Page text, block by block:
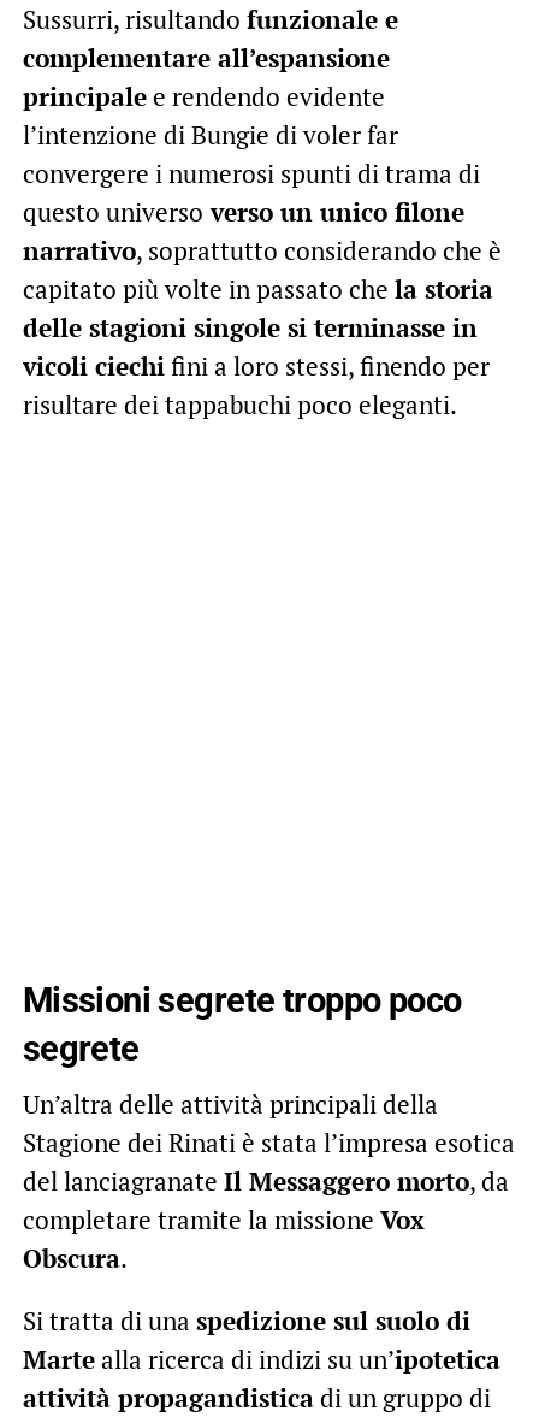
Sussurri, risultando funzionale e
complementare all’espansione
principalee rendendo evidente
l’intenzione di Bungie di voler far
convergere i numerosi spunti di trama di
questo universo verso un unico filone
narrativo, soprattutto considerando che è
capitato più volte in passato che la storia
delle stagioni singole si terminasse in
vicoli ciechifini a loro stessi, finendo per
risultare dei tappabuchi poco eleganti.
Missioni segrete troppo poco
segrete
Un’altra delle attività principali della
Stagione dei Rinati è stata l’impresa esotica
del lanciagranate Il Messaggero morto, da
completare tramite la missione Vox
Obscura.
Si tratta di una spedizione sul suolo di
Martealla ricerca di indizi su un’ipotetica
attività propagandisticadi un gruppo di